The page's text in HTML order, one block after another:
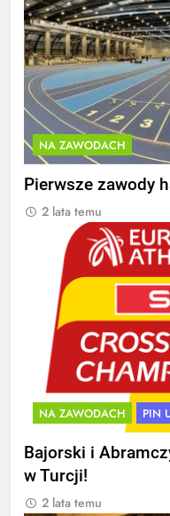
NA ZAWODACH
Pierwsze zawody
2 lata temu
NA ZAWODACH PIN
Bajorski i
w Turcji!
2 lata temu